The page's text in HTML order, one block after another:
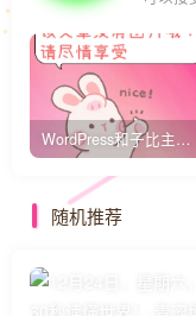
WordPress和子比主题模板&网站美化方法教程-已更新到:23-01-8
随机推荐